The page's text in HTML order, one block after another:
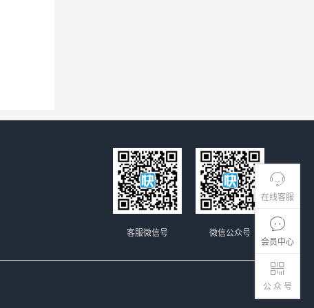
在线客服
会员中心
公 众 号
微信公众号
客服微信号